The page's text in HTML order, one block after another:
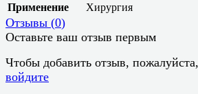
Применение
Хирургия
Отзывы (0)
Оставьте ваш отзыв первым
Чтобы добавить отзыв, пожалуйста,
войдите